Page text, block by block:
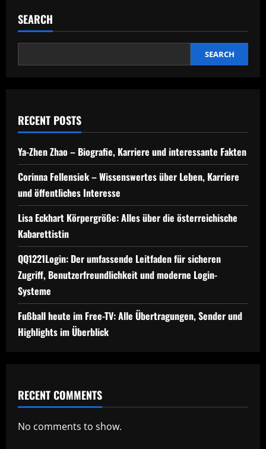
Biografie
Songs,
&
SEARCH
SEARCH
RECENT POSTS
Ya-Zhen Zhao – Biografie, Karriere und interessante Fakten
Corinna Fellensiek – Wissenswertes über Leben, Karriere
und öffentliches Interesse
Lisa Eckhart Körpergröße: Alles über die österreichische
Kabarettistin
QQ1221Login: Der umfassende Leitfaden für sicheren
Zugriff, Benutzerfreundlichkeit und moderne Login-
Systeme
Fußball heute im Free-TV: Alle Übertragungen, Sender und
Highlights im Überblick
RECENT COMMENTS
No comments to show.